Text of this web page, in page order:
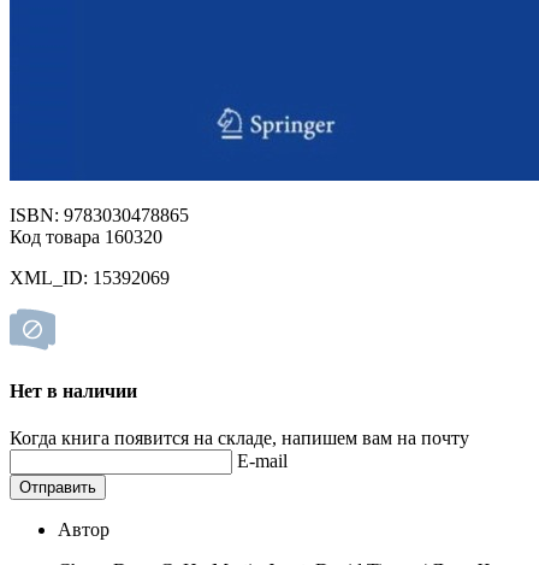
ISBN: 9783030478865
Код товара 160320
XML_ID: 15392069
Нет в наличии
Когда книга появится на складе, напишем вам на почту
E-mail
Отправить
Автор